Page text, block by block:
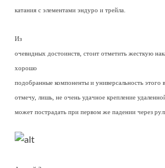
катания с элементами эндуро и трейла.
Из
очевидных достоинств, стоит отметить жесткую
хорошо
подобранные компоненты и универсальность этого
отмечу, лишь, не очень удачное крепление
может пострадать при первом же падении через